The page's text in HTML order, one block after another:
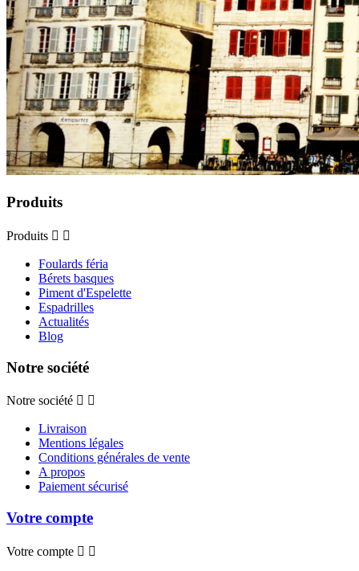
Produits
Produits  
Foulards féria
Bérets basques
Piment d'Espelette
Espadrilles
Actualités
Blog
Notre société
Notre société  
Livraison
Mentions légales
Conditions générales de vente
A propos
Paiement sécurisé
Votre compte
Votre compte  